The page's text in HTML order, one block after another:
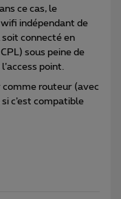
ce cas, le
indépendant de
soit connecté en
sous peine de
point.
comme routeur (avec
c’est compatible